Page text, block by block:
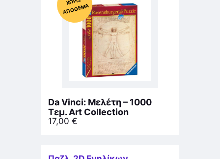
ΜΑ
Da Vinci: Μελέτη – 1000
Τεμ. Art Collection
17,00 €